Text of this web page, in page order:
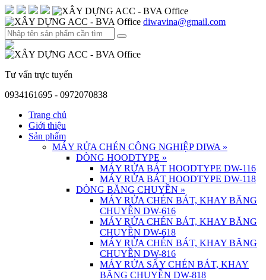
diwavina@gmail.com
Tư vấn trực tuyến
0934161695 - 0972070838
Trang chủ
Giới thiệu
Sản phẩm
MÁY RỬA CHÉN CÔNG NGHIỆP DIWA »
DÒNG HOODTYPE »
MÁY RỬA BÁT HOODTYPE DW-116
MÁY RỬA BÁT HOODTYPE DW-118
DÒNG BĂNG CHUYỀN »
MÁY RỬA CHÉN BÁT, KHAY BĂNG
CHUYỀN DW-616
MÁY RỬA CHÉN BÁT, KHAY BĂNG
CHUYỀN DW-618
MÁY RỬA CHÉN BÁT, KHAY BĂNG
CHUYỀN DW-816
MÁY RỬA SẤY CHÉN BÁT, KHAY
BĂNG CHUYỀN DW-818